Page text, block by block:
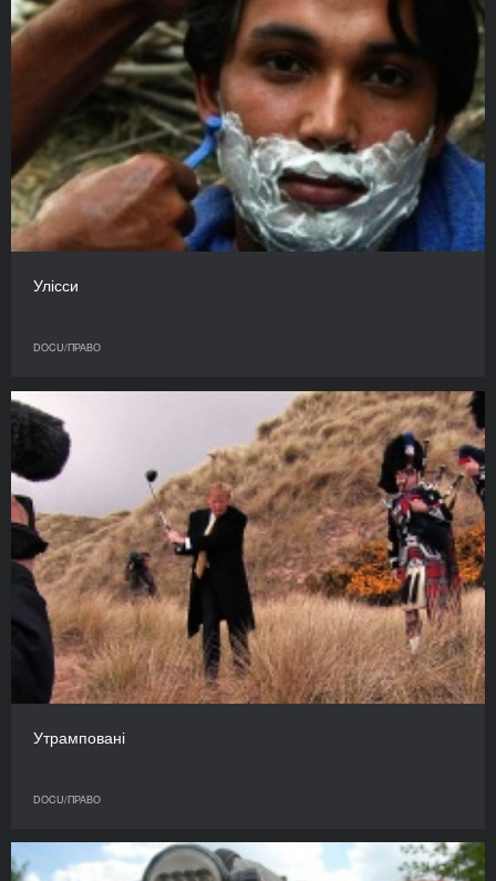
Улісси
DOCU/ПРАВО
Утрамповані
DOCU/ПРАВО